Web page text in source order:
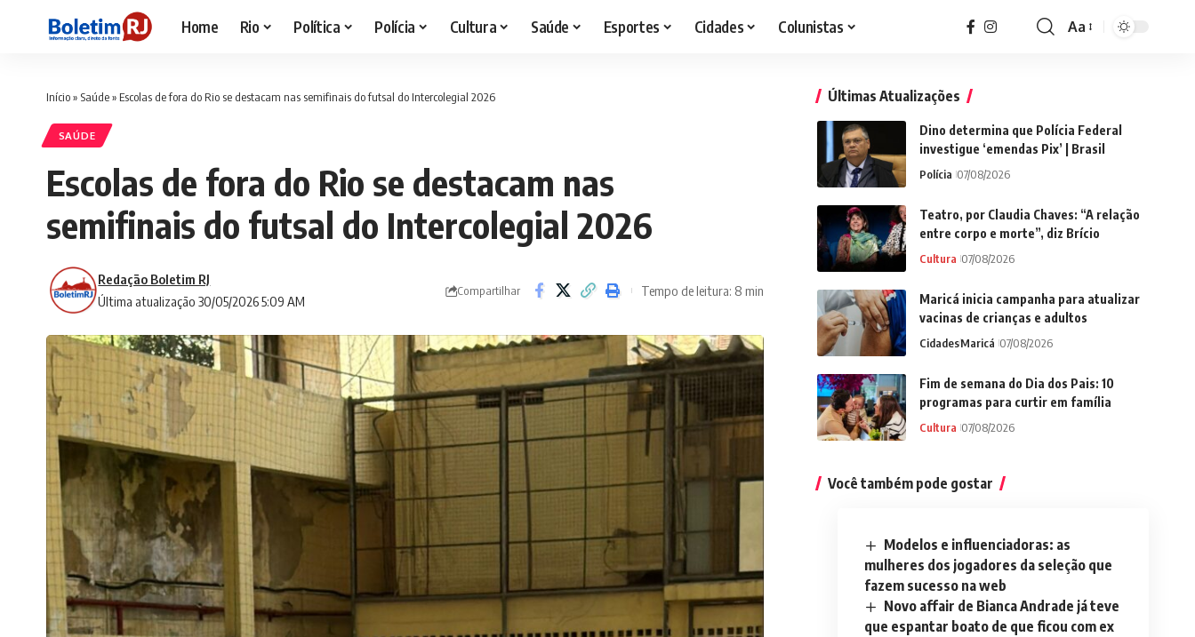
Home Rio Política Polícia Cultura Saúde Esportes Cidades Colunistas
Font
Aa
Início» Saúde» Escolas de fora do Rio se destacam nas semifinais do futsal do Intercolegial 2026
SAÚDE
Escolas de fora do Rio se destacam nas
semifinais do futsal do Intercolegial 2026
Última atualização 30/05/2026 5:09 AM
Redação Boletim RJ
Compartilhar Tempo de leitura: 8 min
Últimas Atualizações
Dino determina que Polícia Federal
investigue ‘emendas Pix’ | Brasil
Polícia 07/08/2026
Teatro, por Claudia Chaves: “A relação
entre corpo e morte”, diz Brício
Cultura 07/08/2026
Maricá inicia campanha para atualizar
vacinas de crianças e adultos
CidadesMaricá 07/08/2026
Fim de semana do Dia dos Pais: 10
programas para curtir em família
Cultura 07/08/2026
Você também pode gostar
Modelos e influenciadoras: as
mulheres dos jogadores da seleção que
fazem sucesso na web
Novo affair de Bianca Andrade já teve
que espantar boato de que ficou com ex